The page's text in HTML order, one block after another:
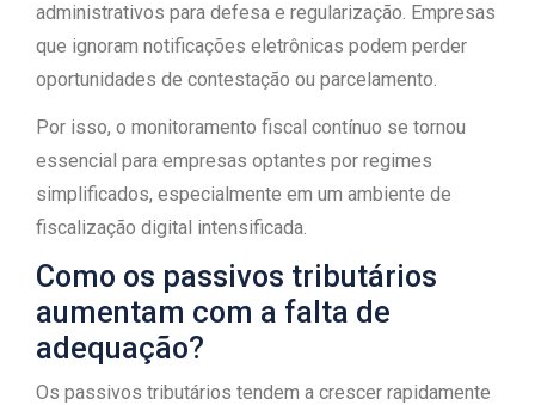
administrativos para defesa e regularização. Empresas
que ignoram notificações eletrônicas podem perder
oportunidades de contestação ou parcelamento.
Por isso, o monitoramento fiscal contínuo se tornou
essencial para empresas optantes por regimes
simplificados, especialmente em um ambiente de
fiscalização digital intensificada.
Como os passivos tributários
aumentam com a falta de
adequação?
Os passivos tributários tendem a crescer rapidamente